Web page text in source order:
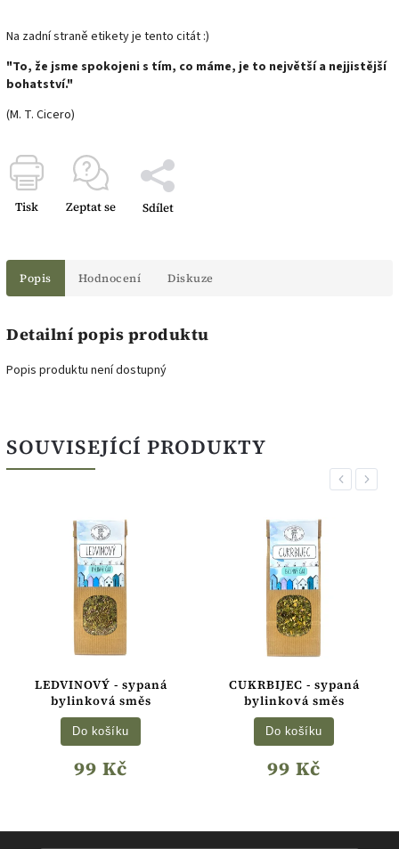
Na zadní straně etikety je tento citát :)
"To, že jsme spokojeni s tím, co máme, je to největší a nejjistější
bohatství."
(M. T. Cicero)
Tisk Zeptat se Sdílet
Popis Hodnocení Diskuze
Detailní popis produktu
Popis produktu není dostupný
SOUVISEJÍCÍ PRODUKTY
Previous
LEDVINOVÝ - sypaná
bylinková směs
99 Kč
Do košíku
CUKRBIJEC - sypaná
bylinková směs
99 Kč
Do košíku
Next